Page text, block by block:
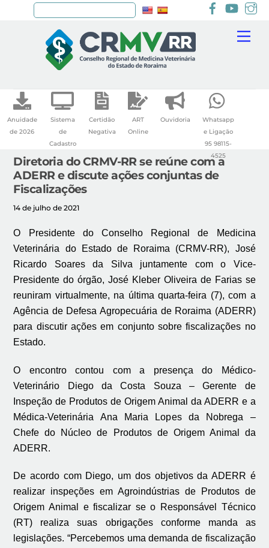
Anuidade
de 2026
Sistema
de
Cadastro
Certidão
Negativa
ART
Online
Ouvidoria
Whatsapp
e Ligação
95 98115-
4525
Diretoria do CRMV-RR se reúne com a
ADERR e discute ações conjuntas de
Fiscalizações
14 de julho de 2021
O Presidente do Conselho Regional de Medicina
Veterinária do Estado de Roraima (CRMV-RR), José
Ricardo Soares da Silva juntamente com o Vice-
Presidente do órgão, José Kleber Oliveira de Farias se
reuniram virtualmente, na última quarta-feira (7), com a
Agência de Defesa Agropecuária de Roraima (ADERR)
para discutir ações em conjunto sobre fiscalizações no
Estado.
O encontro contou com a presença do Médico-
Veterinário Diego da Costa Souza – Gerente de
Inspeção de Produtos de Origem Animal da ADERR e a
Médica-Veterinária Ana Maria Lopes da Nobrega –
Chefe do Núcleo de Produtos de Origem Animal da
ADERR.
De acordo com Diego, um dos objetivos da ADERR é
realizar inspeções em Agroindústrias de Produtos de
Origem Animal e fiscalizar se o Responsável Técnico
(RT) realiza suas obrigações conforme manda as
legislações. “Percebemos uma demanda de fiscalização